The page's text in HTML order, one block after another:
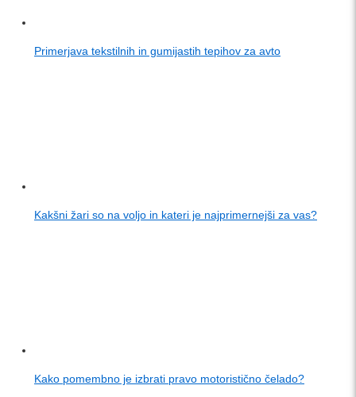
Primerjava tekstilnih in gumijastih tepihov za avto
Kakšni žari so na voljo in kateri je najprimernejši za vas?
Kako pomembno je izbrati pravo motoristično čelado?